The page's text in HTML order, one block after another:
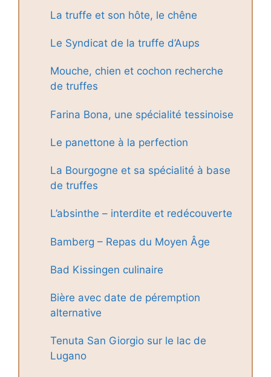
La truffe et son hôte, le chêne
Le Syndicat de la truffe d’Aups
Mouche, chien et cochon recherche
de truffes
Farina Bona, une spécialité tessinoise
Le panettone à la perfection
La Bourgogne et sa spécialité à base
de truffes
L’absinthe – interdite et redécouverte
Bamberg – Repas du Moyen Âge
Bad Kissingen culinaire
Bière avec date de péremption
alternative
Tenuta San Giorgio sur le lac de
Lugano